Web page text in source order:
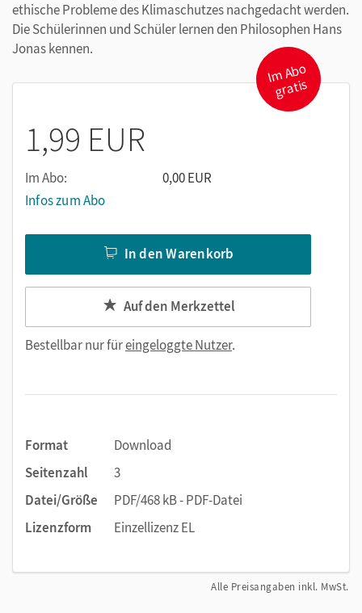
ethische Probleme des Klimaschutzes nachgedacht werden.
Die Schülerinnen und Schüler lernen den Philosophen Hans
Jonas kennen.
I
m
A
b
o
gr
atis
1,99 EUR
Im Abo:
0,00 EUR
Infos zum Abo
In den Warenkorb
Auf den Merkzettel
Bestellbar nur füreingeloggte Nutzer.
Format
Download
Seitenzahl
3
Datei/Größe
PDF/468 kB - PDF-Datei
Lizenzform
Einzellizenz EL
Alle Preisangaben inkl. MwSt.